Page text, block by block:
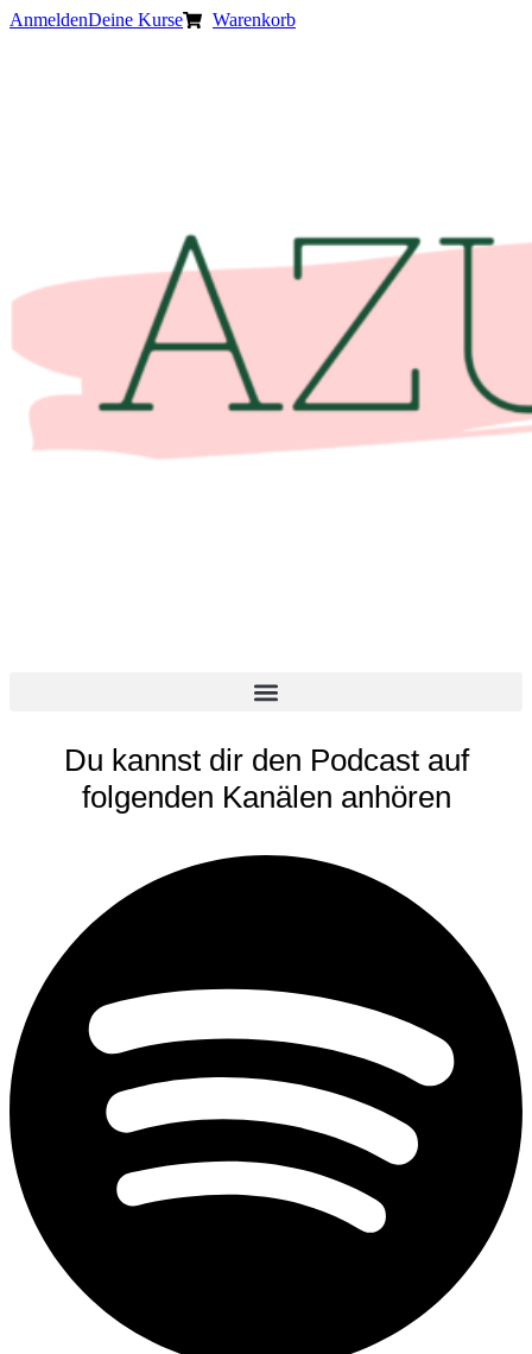
AnmeldenDeine Kurse Warenkorb
Du kannst dir den Podcast auf
folgenden Kanälen anhören